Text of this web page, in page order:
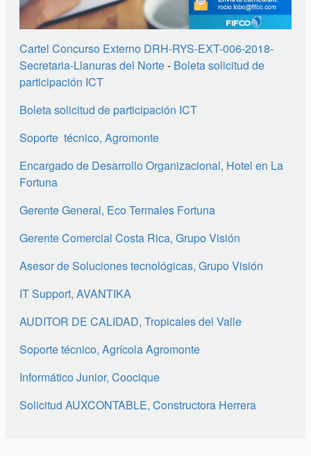
Cartel Concurso Externo DRH-RYS-EXT-006-2018-
Secretaria-Llanuras del Norte- Boleta solicitud de
participación ICT
Boleta solicitud de participación ICT
Soporte técnico, Agromonte
Encargado de Desarrollo Organizacional, Hotel en La
Fortuna
Gerente General, Eco Termales Fortuna
Gerente Comercial Costa Rica, Grupo Visión
Asesor de Soluciones tecnológicas, Grupo Visión
IT Support, AVANTIKA
AUDITOR DE CALIDAD, Tropicales del Valle
Soporte técnico, Agrícola Agromonte
Informático Junior, Coocique
Solicitud AUXCONTABLE, Constructora Herrera